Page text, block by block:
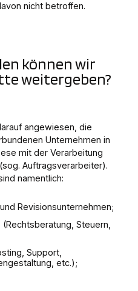
nicht betroffen.
können wir
weitergeben?
angewiesen, die
Unternehmen in
mit der Verarbeitung
Auftragsverarbeiter).
namentlich:
Revisionsunternehmen;
Steuern,
Support,
etc.);